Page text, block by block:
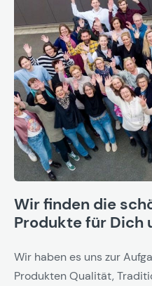
Wir finden die
Produkte für Dich
Wir haben es uns zur
Produkten Qualität,